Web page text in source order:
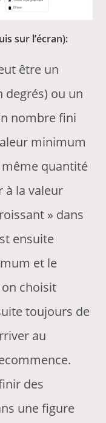
sur l’écran):
être un
degrés) ou un
nombre fini
minimum
quantité
à la valeur
» dans
ensuite
et le
choisit
toujours de
au
des
une figure